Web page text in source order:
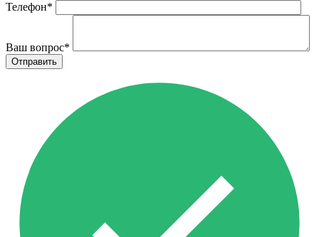
Телефон*
Ваш вопрос*